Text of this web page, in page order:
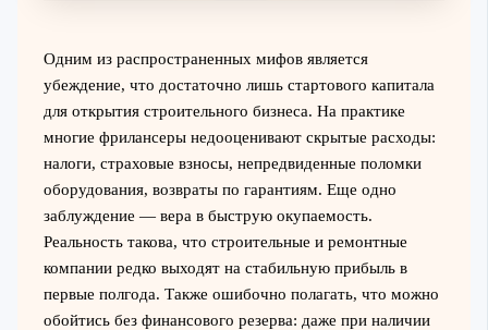
Одним из распространенных мифов является
убеждение, что достаточно лишь стартового капитала
для открытия строительного бизнеса. На практике
многие фрилансеры недооценивают скрытые расходы:
налоги, страховые взносы, непредвиденные поломки
оборудования, возвраты по гарантиям. Еще одно
заблуждение — вера в быструю окупаемость.
Реальность такова, что строительные и ремонтные
компании редко выходят на стабильную прибыль в
первые полгода. Также ошибочно полагать, что можно
обойтись без финансового резерва: даже при наличии